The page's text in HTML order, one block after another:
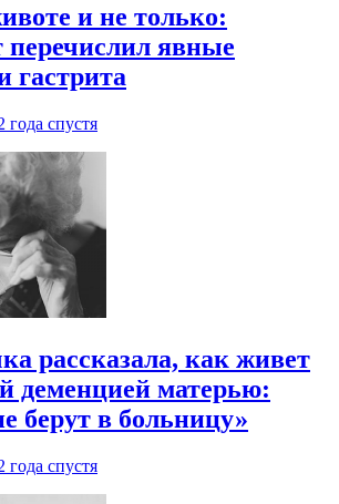
и не только:
перечислил явные
гастрита
года спустя
рассказала, как живет
деменцией матерью:
берут в больницу»
года спустя